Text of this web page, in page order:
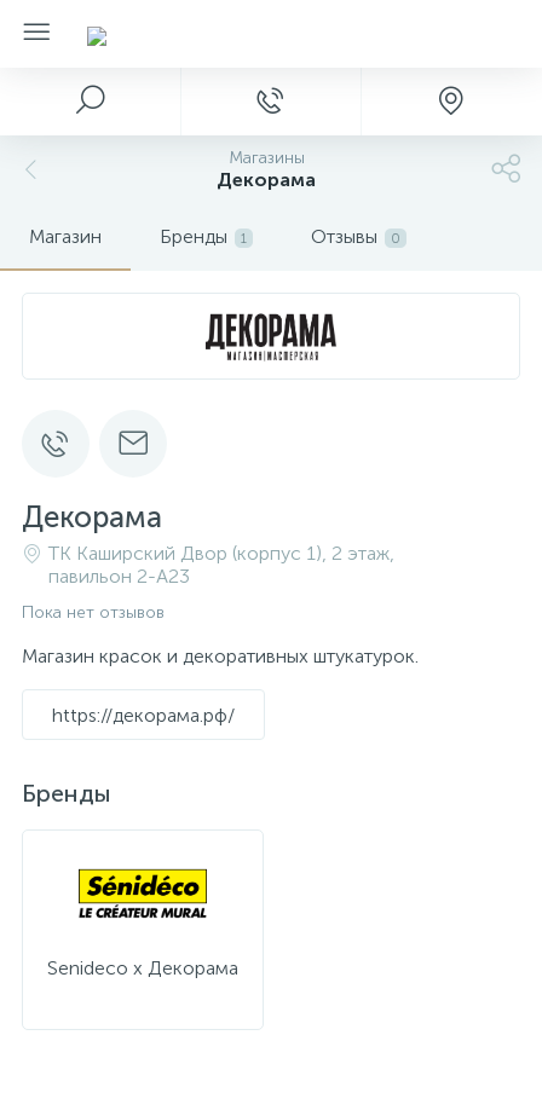
Магазины
Декорама
Магазин Бренды 1 Отзывы 0
Декорама
ТК Каширский Двор (корпус 1), 2 этаж,
павильон 2-A23
Пока нет отзывов
Магазин красок и декоративных штукатурок.
https://декорама.рф/
Бренды
Senideco х Декорама